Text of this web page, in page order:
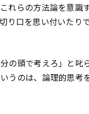
れらの方法論を意識
り口を思い付いたり
の頭で考えろ」と叱
うのは、論理的思考